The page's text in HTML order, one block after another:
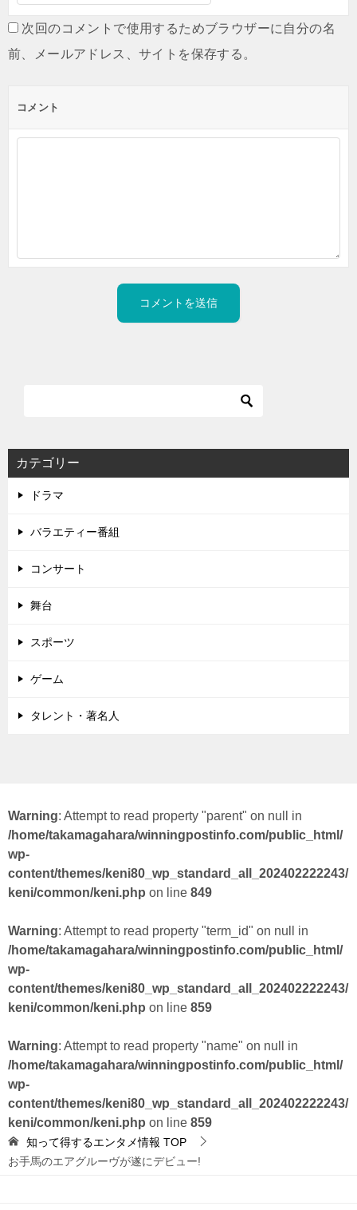
次回のコメントで使用するためブラウザーに自分の名
前、メールアドレス、サイトを保存する。
コメント
カテゴリー
ドラマ
バラエティー番組
コンサート
舞台
スポーツ
ゲーム
タレント・著名人
Warning: Attempt to read property "parent" on null in
/home/takamagahara/winningpostinfo.com/public_html/
wp-
content/themes/keni80_wp_standard_all_202402222243/
keni/common/keni.php on line 849
Warning: Attempt to read property "term_id" on null in
/home/takamagahara/winningpostinfo.com/public_html/
wp-
content/themes/keni80_wp_standard_all_202402222243/
keni/common/keni.php on line 859
Warning: Attempt to read property "name" on null in
/home/takamagahara/winningpostinfo.com/public_html/
wp-
content/themes/keni80_wp_standard_all_202402222243/
keni/common/keni.php on line 859
知って得するエンタメ情報 TOP
お手馬のエアグルーヴが遂にデビュー!